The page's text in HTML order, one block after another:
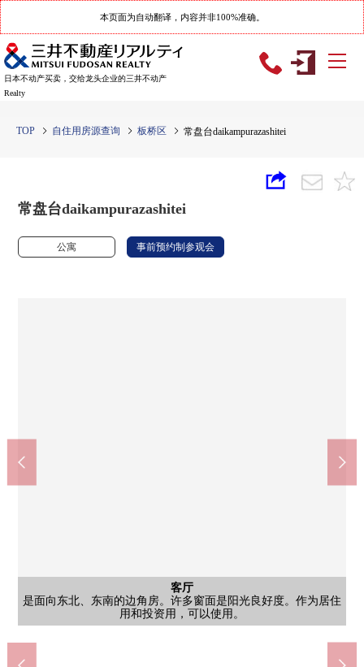
本页面为自动翻译，内容并非100%准确。
日本不动产买卖，交给龙头企业的三井不动产
Realty
TOP 自住用房源查询 板桥区 常盘台daikampurazashitei
常盘台daikampurazashitei
公寓 事前预约制参观会
客厅
是面向东北、东南的边角房。许多窗面是阳光良好度。作为居住
用和投资用，可以使用。
外观
在本公司，顾客放心，商谈，单元对应吧。如有意向，请跟我们
联系。
厨房
加热迅速的电磁炉被采用的组合厨房。
公共汽车
癒yasu由于1日的疲劳在以白领为基调的亮的印象的浴室放松的时
间。
其他
有作为收纳搁板，也可以使用的好的柜台。
外观
到东武东上线"Tokiwadai"车站步行2分钟。交通便捷。作为投资用
物件，有非常也魅力。
入口
是把居民的回来温暖地在优雅接来的入口。
其他
居民以外的人难以侵略的防盗门系统被采用。
阳台
面向爽快的朝日插进去的东北、东南的。能迎接舒服的早晨，好
像能明亮地开始1日。
阳台
是有物干金物的阳台。不在意来自行人的视线，为2楼部分，可以
生活。
厨房
以鲜明的绿色为基调的贴墙式的厨房被采用。
公共汽车
对Mansion 1楼部分，有投币式洗衣机。
室内
非常礼貌地使用室内。一定实际上一回要内览。
室内
请无多心而询问预测租金或者室内状况。
好以及塞纳常盘台商店(约120m)
成城石井ekia Tokiwadai店(约140m)
松本清Tokiwadai店(约70m)
全家便利店板桥南Tokiwadai店(约190m)
Lawson商店100南常盘台1丁目商店(约190m)
板桥区立常盘台小学(约260m)